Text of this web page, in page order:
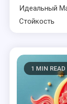
Идеальный
Стойкость
1 MIN READ